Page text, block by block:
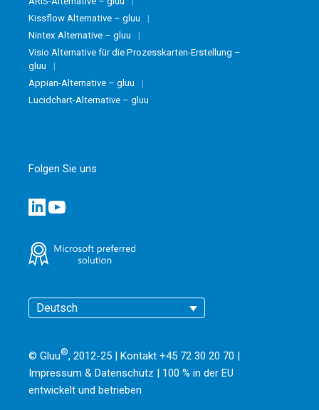
Kissflow Alternative – gluu
Nintex Alternative – gluu
Visio Alternative für die Prozesskarten-Erstellung –
gluu
Appian-Alternative – gluu
Lucidchart-Alternative – gluu
Folgen Sie uns
Deutsch
© Gluu®, 2012-25 | Kontakt +45 72 30 20 70 |
Impressum & Datenschutz | 100 % in der EU
entwickelt und betrieben